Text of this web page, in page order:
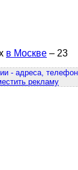
в Москве – 23
- адреса,
рекламу